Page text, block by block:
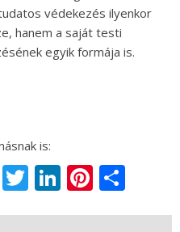
védekezés ilyenkor
hanem a saját testi
egyik formája is.
ViberTwitter
LinkedIn